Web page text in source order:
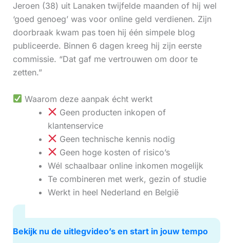
Jeroen (38) uit Lanaken twijfelde maanden of hij wel
‘goed genoeg’ was voor online geld verdienen. Zijn
doorbraak kwam pas toen hij één simpele blog
publiceerde. Binnen 6 dagen kreeg hij zijn eerste
commissie. “Dat gaf me vertrouwen om door te
zetten.”
Waarom deze aanpak écht werkt
Geen producten inkopen of
klantenservice
Geen technische kennis nodig
Geen hoge kosten of risico’s
Wél schaalbaar online inkomen mogelijk
Te combineren met werk, gezin of studie
Werkt in heel Nederland en België
Bekijk nu de uitlegvideo’s en start in jouw tempo